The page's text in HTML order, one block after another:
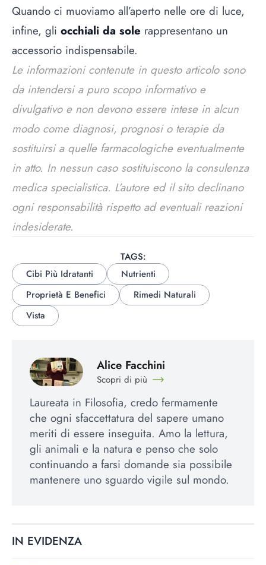
Quando ci muoviamo all’aperto nelle ore di luce,
infine, gli occhiali da sole rappresentano un
accessorio indispensabile.
Le informazioni contenute in questo articolo sono
da intendersi a puro scopo informativo e
divulgativo e non devono essere intese in alcun
modo come diagnosi, prognosi o terapie da
sostituirsi a quelle farmacologiche eventualmente
in atto. In nessun caso sostituiscono la consulenza
medica specialistica. L’autore ed il sito declinano
ogni responsabilità rispetto ad eventuali reazioni
indesiderate.
TAGS:
Cibi Più Idratanti
Nutrienti
Proprietà E Benefici
Rimedi Naturali
Vista
Alice Facchini
Scopri di più
Laureata in Filosofia, credo fermamente
che ogni sfaccettatura del sapere umano
meriti di essere inseguita. Amo la lettura,
gli animali e la natura e penso che solo
continuando a farsi domande sia possibile
mantenere uno sguardo vigile sul mondo.
IN EVIDENZA